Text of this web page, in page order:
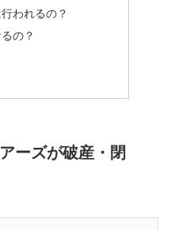
われるの？
の？
ーズが破産・閉